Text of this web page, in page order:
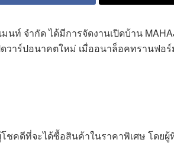
ท์ จำกัด ได้มีการจัดงานเปิดบ้าน
ดวาร์ปอนาคตใหม่ เมื่ออนาล็อคทรานฟ
คดีที่จะได้ซื้อสินค้าในราคาพิเศษ โดย